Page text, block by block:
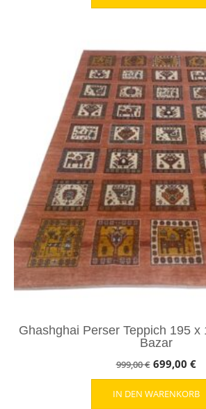
Ghashghai Perser Teppich 195 x
Bazar
999,00€
Preis
war:
699,00 €
ist:
IN DEN WARENKORB